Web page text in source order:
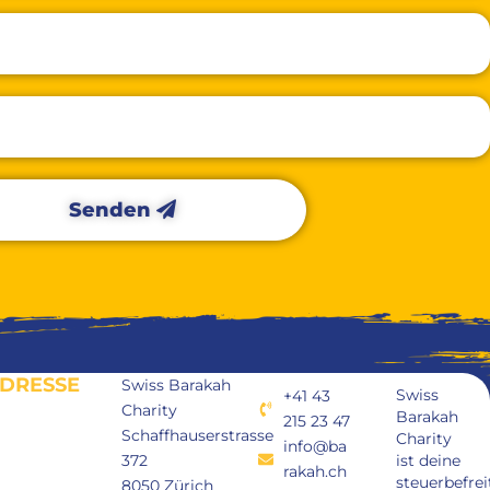
Senden
Swiss Barakah
Charity
Schaffhauserstrasse
372
8050 Zürich
+41 43
215 23 47
info@ba
rakah.ch
Swiss
Barakah
Charity
ist deine